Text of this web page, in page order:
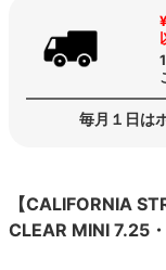
毎月１日は
【CALIFORNIA
CLEAR MINI 7.25・